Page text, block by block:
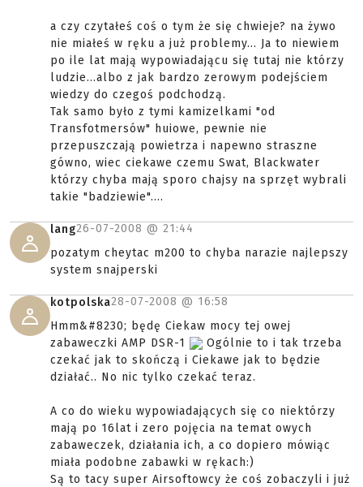
a czy czytałeś coś o tym że się chwieje? na żywo
nie miałeś w ręku a już problemy... Ja to niewiem
po ile lat mają wypowiadającu się tutaj nie którzy
ludzie...albo z jak bardzo zerowym podejściem
wiedzy do czegoś podchodzą.
Tak samo było z tymi kamizelkami "od
Transfotmersów" huiowe, pewnie nie
przepuszczają powietrza i napewno straszne
gówno, wiec ciekawe czemu Swat, Blackwater
którzy chyba mają sporo chajsy na sprzęt wybrali
takie "badziewie"....
lang26-07-2008 @ 21:44
pozatym cheytac m200 to chyba narazie najlepszy
system snajperski
kotpolska28-07-2008 @ 16:58
Hmm&#8230; będę Ciekaw mocy tej owej
zabaweczki AMP DSR-1
Ogólnie to i tak trzeba
czekać jak to skończą i Ciekawe jak to będzie
działać.. No nic tylko czekać teraz.
A co do wieku wypowiadających się co niektórzy
mają po 16lat i zero pojęcia na temat owych
zabaweczek, działania ich, a co dopiero mówiąc
miała podobne zabawki w rękach:)
Są to tacy super Airsoftowcy że coś zobaczyli i już